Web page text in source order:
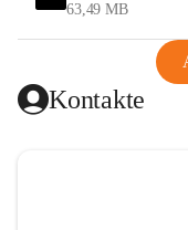
63,49 MB
Kontakte